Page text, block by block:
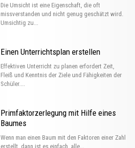
Die Umsicht ist eine Eigenschaft, die oft
missverstanden und nicht genug geschätzt wird.
Umsichtig zu...
Einen Unterrichtsplan erstellen
Effektiven Unterricht zu planen erfordert Zeit,
Fleiß und Kenntnis der Ziele und Fähigkeiten der
Schüler....
Primfaktorzerlegung mit Hilfe eines
Baumes
Wenn man einen Baum mit den Faktoren einer Zahl
erstellt, dann ist es einfach, alle...